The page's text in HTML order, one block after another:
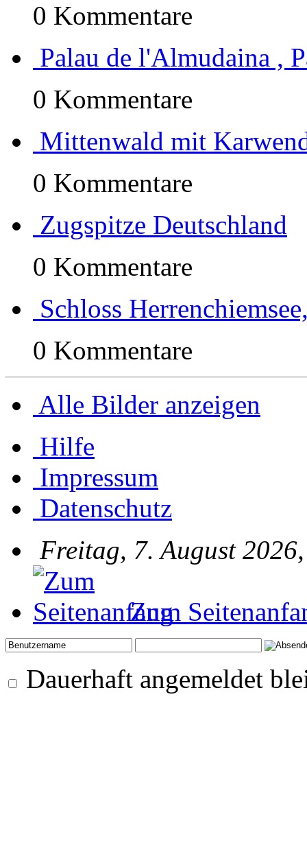
0 Kommentare
Palau de l'Almudaina ,
0 Kommentare
Mittenwald mit
0 Kommentare
Zugspitze Deutschland
0 Kommentare
Schloss
0 Kommentare
Alle Bilder anzeigen
Hilfe
Impressum
Datenschutz
Freitag, 7. August
Zum
Dauerhaft angemeldet